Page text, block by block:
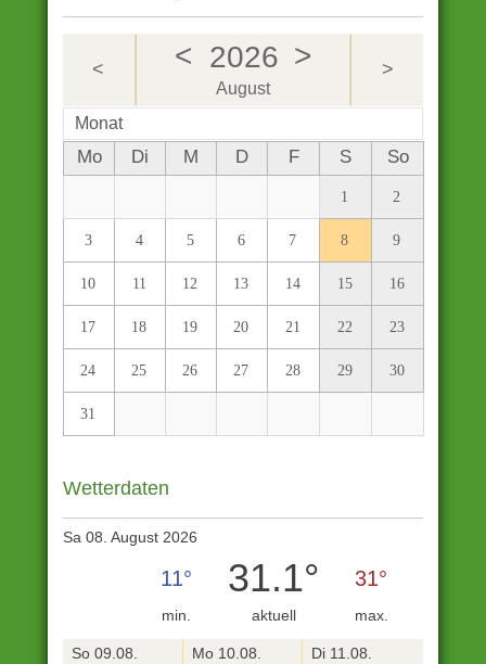
< < 2026 >
August
>
Monat
Mo Di M D F S So
1 2
3 4 5 6 7 8 9
10 11 12 13 14 15 16
17 18 19 20 21 22 23
24 25 26 27 28 29 30
31
Wetterdaten
Sa 08. August 2026
11°
min.
31.1°
aktuell
31°
max.
So 09.08. Mo 10.08. Di 11.08.